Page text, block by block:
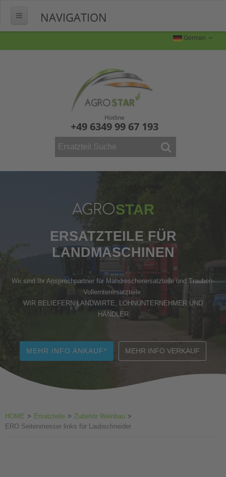
German
Hotline
+49 6349 99 67 193
NAVIGATION
Zubehör Weinbau
AGROSTAR
ERSATZTEILE FÜR
LANDMASCHINEN
Wir sind Ihr Ansprechpartner für Mähdrescherersatzteile und Trauben-
Vollernterersatzteile.
WIR BELIEFERN LANDWIRTE, LOHNUNTERNEHMER UND
HÄNDLER
MEHR INFO ANKAUF* MEHR INFO VERKAUF
HOME > Ersatzteile > Zubehör Weinbau >
ERO Seitenmesser links für Laubschneider